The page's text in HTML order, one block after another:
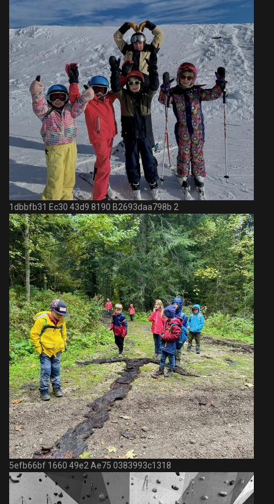
1dbbfb31 Ec30 43d9 8190 B2693daa798b 2
5efb66bf 1660 49e2 Ae75 0383993c1318